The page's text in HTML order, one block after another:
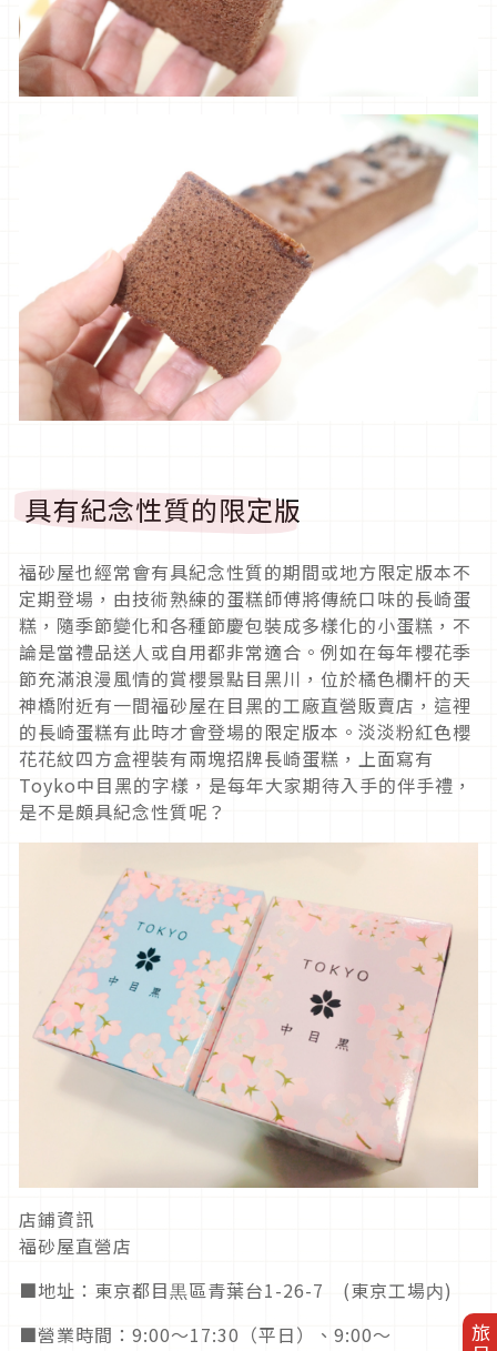
具有紀念性質的限定版
福砂屋也經常會有具紀念性質的期間或地方限定版本不
定期登場，由技術熟練的蛋糕師傅將傳統口味的長崎蛋
糕，隨季節變化和各種節慶包裝成多樣化的小蛋糕，不
論是當禮品送人或自用都非常適合。例如在每年櫻花季
節充滿浪漫風情的賞櫻景點目黑川，位於橘色欄杆的天
神橋附近有一間福砂屋在目黑的工廠直營販賣店，這裡
的長崎蛋糕有此時才會登場的限定版本。淡淡粉紅色櫻
花花紋四方盒裡裝有兩塊招牌長崎蛋糕，上面寫有
Toyko中目黑的字樣，是每年大家期待入手的伴手禮，
是不是頗具紀念性質呢？
店鋪資訊
福砂屋直營店
■地址：東京都目黒區青葉台1-26-7 (東京工場内)
■營業時間：9:00〜17:30（平日）、9:00〜